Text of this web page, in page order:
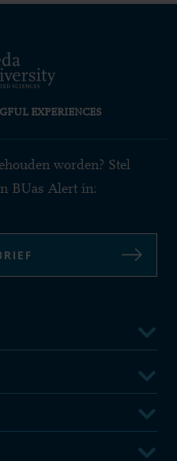
EXPERIENCES
worden? Stel
BUas Alert in: